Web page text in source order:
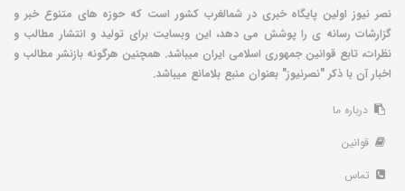
نصر نیوز اولین پایگاه خبری در شمالغرب کشور است که حوزه های متنوع خبر و
گزارشات رسانه ی را پوشش می دهد، این وبسایت برای تولید و انتشار مطالب و
نظرات، تابع قوانین جمهوری اسلامی ایران میباشد. همچنین هرگونه بازنشر مطالب و
اخبار آن با ذکر "نصرنیوز" بعنوان منبع بلامانع میباشد.
درباره ما
قوانین
تماس